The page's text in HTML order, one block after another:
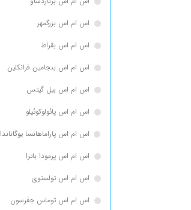
اس ام اس بزرگمهر
اس ام اس بقراط
اس ام اس بنجامین فرانكلین
اس ام اس بیل گیتس
اس ام اس پائولوکوئیلو
اس ام اس پاراماهانسا یوگاناندا
اس ام اس پرمودا باترا
اس ام اس تولستوی
اس ام اس توماس جفرسون